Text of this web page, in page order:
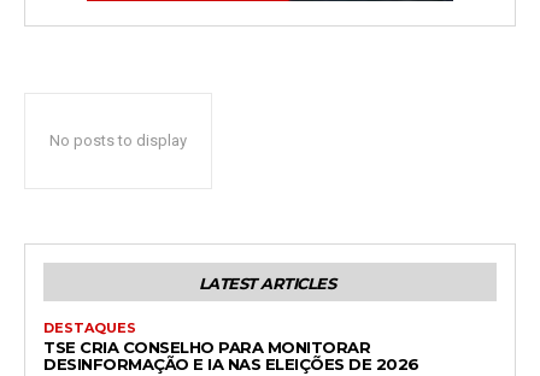
No posts to display
LATEST ARTICLES
DESTAQUES
TSE CRIA CONSELHO PARA MONITORAR
DESINFORMAÇÃO E IA NAS ELEIÇÕES DE 2026